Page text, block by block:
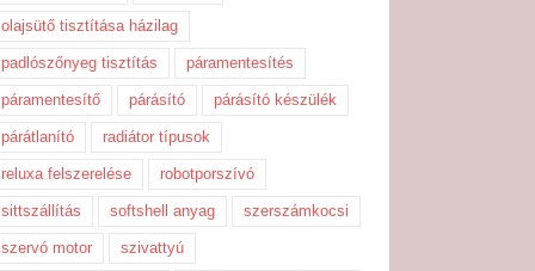
olajsütő tisztítása házilag
padlószőnyeg tisztítás páramentesítés
páramentesítő párásító párásító készülék
párátlanító radiátor típusok
reluxa felszerelése robotporszívó
sittszállítás softshell anyag szerszámkocsi
szervó motor szivattyú